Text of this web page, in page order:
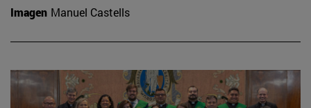
Imagen Manuel Castells